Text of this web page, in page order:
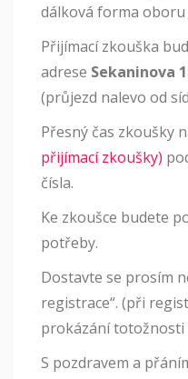
dálková forma
Přijímací zkouška
adrese Sekaninova
(průjezd nalevo od
Přesný čas zkoušky
přijímací zkoušky)
čísla.
Ke zkoušce budete
potřeby.
Dostavte se prosím
registrace“. (při
prokázání totožnosti
S pozdravem a